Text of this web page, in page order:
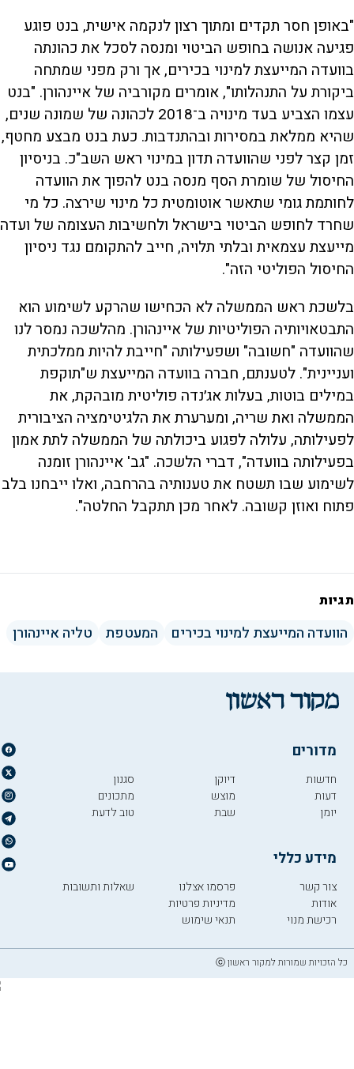
"באופן חסר תקדים ומתוך רצון לנקמה אישית, בנט פוגע
פגיעה אנושה בחופש הביטוי ומנסה לסכל את כהונתה
בוועדה המייעצת למינוי בכירים, אך ורק מפני שמתחה
ביקורת על התנהלותו", אומרים מקורביה של איינהורן. "בנט
עצמו הצביע בעד מינויה ב־2018 לכהונה של שמונה שנים,
שהיא ממלאת במסירות ובהתנדבות. כעת בנט מבצע מחטף,
זמן קצר לפני שהוועדה תדון במינוי ראש השב"כ. בניסיון
החיסול של שומרת הסף מנסה בנט להפוך את הוועדה
לחותמת גומי שתאשר אוטומטית כל מינוי שירצה. כל מי
שחרד לחופש הביטוי בישראל ולחשיבות העצומה של ועדה
מייעצת עצמאית ובלתי תלויה, חייב להתקומם נגד ניסיון
החיסול הפוליטי הזה".
בלשכת ראש הממשלה לא הכחישו שהרקע לשימוע הוא
התבטאויותיה הפוליטיות של איינהורן. מהלשכה נמסר לנו
שהוועדה "חשובה" ושפעילותה "חייבת להיות ממלכתית
ועניינית". לטענתם, חברה בוועדה המייעצת ש"תוקפת
במילים בוטות, בעלות אג׳נדה פוליטית מובהקת, את
הממשלה ואת שריה, ומערערת את הלגיטימציה הציבורית
לפעילותה, עלולה לפגוע ביכולתה של הממשלה לתת אמון
בפעילותה בוועדה", דברי הלשכה. "גב' איינהורן זומנה
לשימוע שבו תשטח את טענותיה בהרחבה, ואלו ייבחנו בלב
פתוח ואוזן קשובה. לאחר מכן תתקבל החלטה".
תגיות
הוועדה המייעצת למינוי בכירים המעטפת טליה איינהורן
מדורים
חדשות
דעות
יומן
דיוקן
מוצש
שבת
סגנון
מתכונים
טוב לדעת
מידע כללי
צור קשר
אודות
רכישת מנוי
פרסמו אצלנו
מדיניות פרטיות
תנאי שימוש
שאלות ותשובות
כל הזכויות שמורות למקור ראשון ⓒ